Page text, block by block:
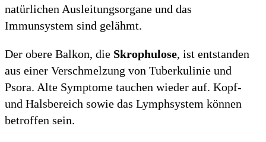
natürlichen Ausleitungsorgane und das
Immunsystem sind gelähmt.
Der obere Balkon, die Skrophulose, ist entstanden
aus einer Verschmelzung von Tuberkulinie und
Psora. Alte Symptome tauchen wieder auf. Kopf-
und Halsbereich sowie das Lymphsystem können
betroffen sein.